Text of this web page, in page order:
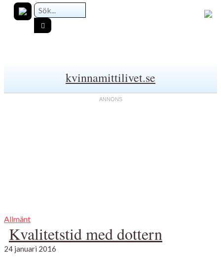
kvinnamittilivet.se
Allmänt
Kvalitetstid med dottern
24 januari 2016